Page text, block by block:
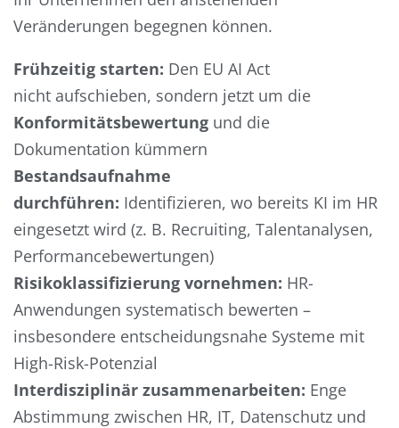
Veränderungen begegnen können.
Frühzeitig starten: Den EU AI Act
nicht aufschieben, sondern jetzt um die
Konformitätsbewertung und die
Dokumentation kümmern
Bestandsaufnahme
durchführen: Identifizieren, wo bereits KI im HR
eingesetzt wird (z. B. Recruiting, Talentanalysen,
Performancebewertungen)
Risikoklassifizierung vornehmen: HR-
Anwendungen systematisch bewerten –
insbesondere entscheidungsnahe Systeme mit
High-Risk-Potenzial
Interdisziplinär zusammenarbeiten: Enge
Abstimmung zwischen HR, IT, Datenschutz und